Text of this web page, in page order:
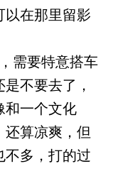
以在那里留影
需要特意搭车
不要去了，
和一个文化
还算凉爽，但
不多，打的过